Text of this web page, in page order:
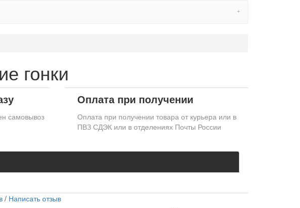
гонки
самовывоз
Оплата при получении
Оплата при получении товара от курьера или в
ПВЗ СДЭК или в отделениях Почты России
/ Написать отзыв